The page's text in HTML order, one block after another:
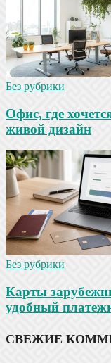
Без рубрики
Офис, где
живой дизайн
Без рубрики
Карты
удобный
СВЕЖИЕ